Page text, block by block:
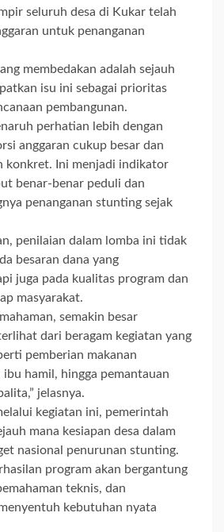
seluruh desa di Kukar telah
untuk penanganan
membedakan adalah sejauh
isu ini sebagai prioritas
pembangunan.
perhatian lebih dengan
anggaran cukup besar dan
konkret. Ini menjadi indikator
benar-benar peduli dan
penanganan stunting sejak
penilaian dalam lomba ini tidak
besaran dana yang
juga pada kualitas program dan
masyarakat.
semakin besar
dari beragam kegiatan yang
pemberian makanan
hamil, hingga pemantauan
jelasnya.
kegiatan ini, pemerintah
mana kesiapan desa dalam
nasional penurunan stunting.
program akan bergantung
teknis, dan
kebutuhan nyata